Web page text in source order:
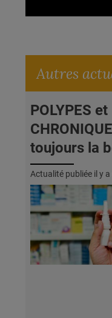
Autres
POLYPES
toujours la
Actualité publiée il y a